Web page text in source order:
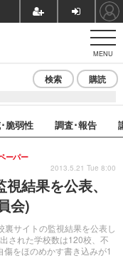
MENU
検索 購読
脆弱性 調査･報告
結果を公表、
会)
サイトの監視結果を公表し
された学校数は120校、不
をほのめかす書き込みが1
ーパー
2013.5.21 Tue 8:00